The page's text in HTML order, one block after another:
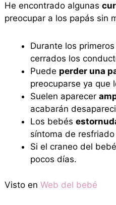
He encontrado algunas
preocupar a los papás sin
Durante los
cerrados los
Puede perder una
preocuparse ya que
Suelen aparecer
acabarán
Los bebés
síntoma de
Si el craneo del
pocos días.
Visto en Web del bebé